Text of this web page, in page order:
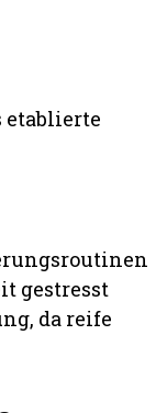
etablierte
gestresst
da reife